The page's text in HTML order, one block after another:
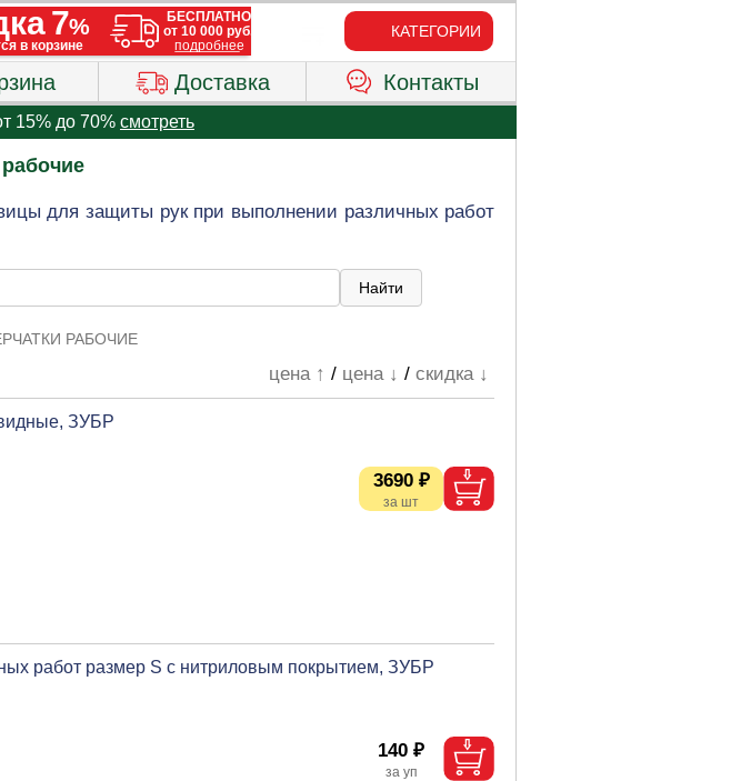
КАТЕГОРИИ
Доставка Контакты
15% до 70% смотреть
для защиты рук при выполнении различных работ
РАБОЧИЕ
цена ↑ / цена ↓ /скидка ↓
ЗУБР
3690 ₽
работ размер S с нитриловым покрытием, ЗУБР
140 ₽